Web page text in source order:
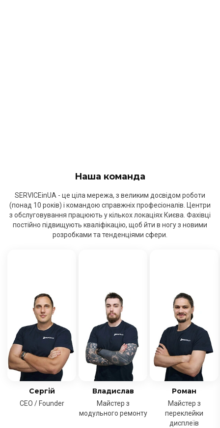
Наша команда
SERVICEinUA - це ціла мережа, з великим досвідом роботи
(понад 10 років) і командою справжніх професіоналів. Центри
з обслуговування працюють у кількох локаціях Києва. Фахівці
постійно підвищують кваліфікацію, щоб йти в ногу з новими
розробками та тенденціями сфери.
Сергій
CEO / Founder
Владислав
Майстер з
модульного ремонту
Роман
Майстер з
переклейки
дисплеїв